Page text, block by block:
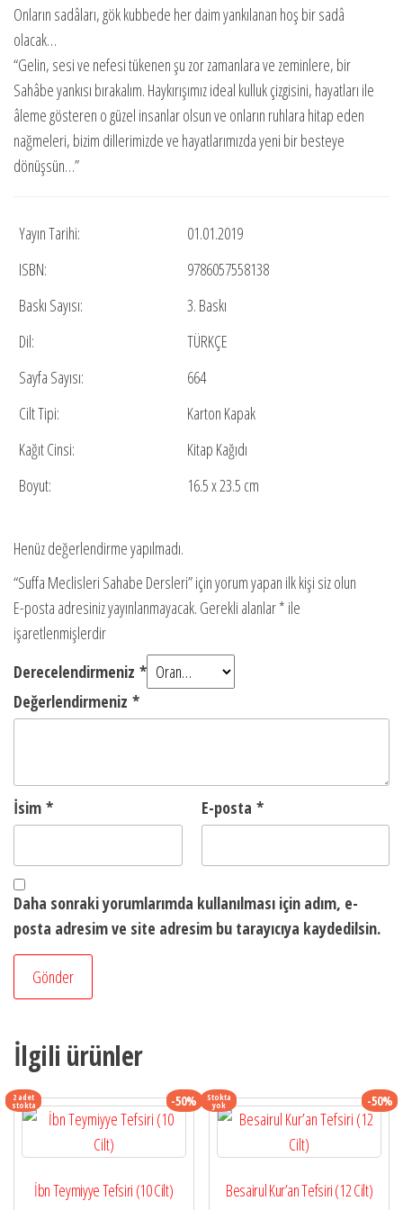
Onların sadâları, gök kubbede her daim yankılanan hoş bir sadâ
olacak…
“Gelin, sesi ve nefesi tükenen şu zor zamanlara ve zeminlere, bir
Sahâbe yankısı bırakalım. Haykırışımız ideal kulluk çizgisini, hayatları ile
âleme gösteren o güzel insanlar olsun ve onların ruhlara hitap eden
nağmeleri, bizim dillerimizde ve hayatlarımızda yeni bir besteye
dönüşsün…”
Yayın Tarihi:
01.01.2019
ISBN:
9786057558138
Baskı Sayısı:
3. Baskı
Dil:
TÜRKÇE
Sayfa Sayısı:
664
Cilt Tipi:
Karton Kapak
Kağıt Cinsi:
Kitap Kağıdı
Boyut:
16.5 x 23.5 cm
Henüz değerlendirme yapılmadı.
“Suffa Meclisleri Sahabe Dersleri” için yorum yapan ilk kişi siz olun
E-posta adresiniz yayınlanmayacak. Gerekli alanlar* ile
işaretlenmişlerdir
Derecelendirmeniz *
Değerlendirmeniz *
İsim * E-posta *
Daha sonraki yorumlarımda kullanılması için adım, e-
posta adresim ve site adresim bu tarayıcıya kaydedilsin.
İlgili ürünler
2 adet
stokta -50%
İbn Teymiyye Tefsiri (10 Cilt)
Stokta
yok -50%
Besairul Kur’an Tefsiri (12 Cilt)